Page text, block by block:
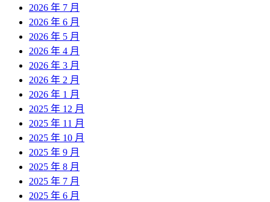
2026 年 7 月
2026 年 6 月
2026 年 5 月
2026 年 4 月
2026 年 3 月
2026 年 2 月
2026 年 1 月
2025 年 12 月
2025 年 11 月
2025 年 10 月
2025 年 9 月
2025 年 8 月
2025 年 7 月
2025 年 6 月